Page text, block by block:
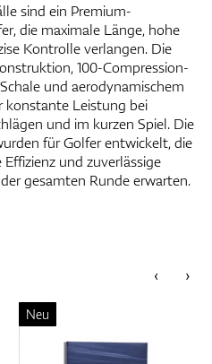
sind ein Premium-
die maximale Länge, hohe
Kontrolle verlangen. Die
100-Compression-
und aerodynamischem
Leistung bei
und im kurzen Spiel. Die
für Golfer entwickelt, die
und zuverlässige
gesamten Runde erwarten.
‹ ›
Neu